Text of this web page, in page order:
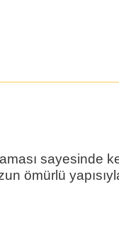
sayesinde
ömürlü